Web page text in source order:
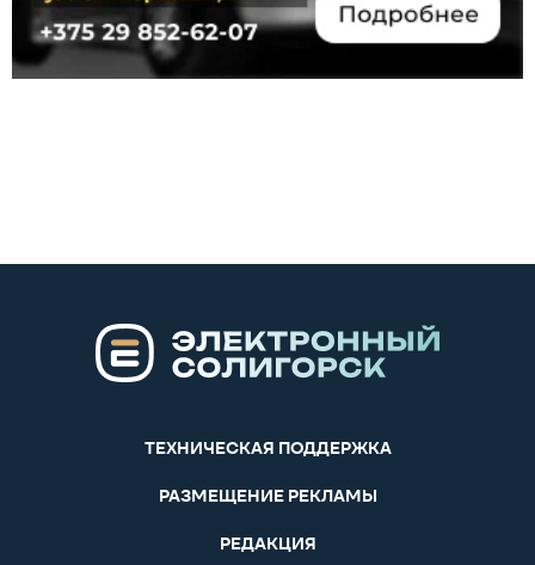
ТЕХНИЧЕСКАЯ ПОДДЕРЖКА
РАЗМЕЩЕНИЕ РЕКЛАМЫ
РЕДАКЦИЯ